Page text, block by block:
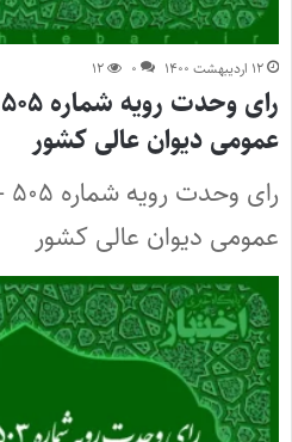
۱۲ اردیبهشت ۱۴۰۰ ۰ ۱۲
عمومی دیوان عالی کشور
عمومی دیوان عالی کشور